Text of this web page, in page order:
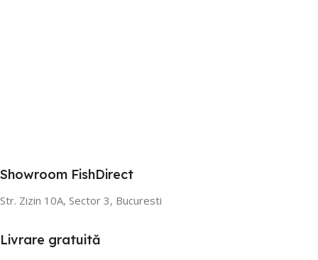
Showroom FishDirect
Str. Zizin 10A, Sector 3, Bucuresti
Livrare gratuită